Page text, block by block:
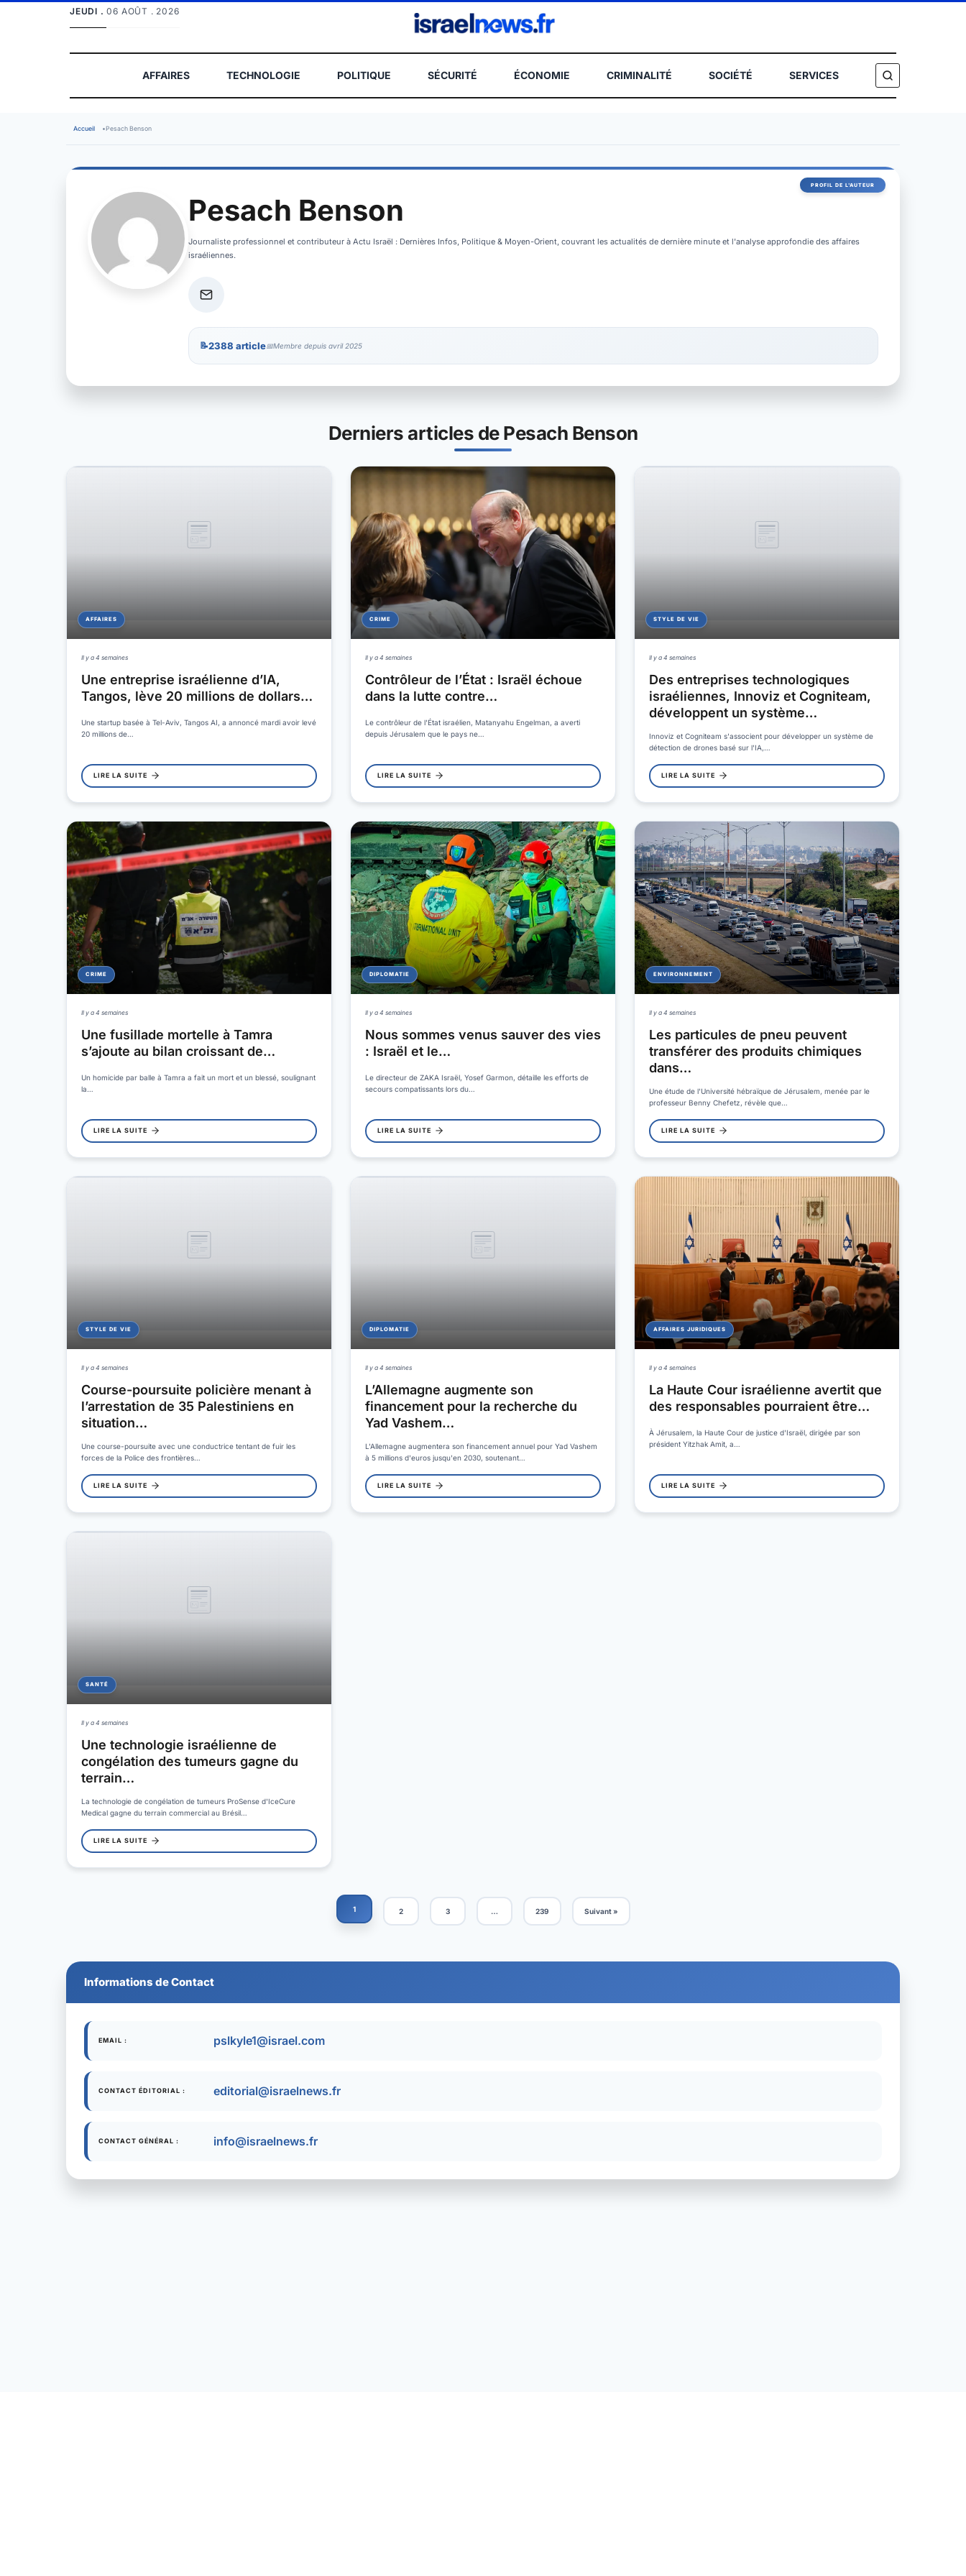
JEUDI .06 AOÛT . 2026
AFFAIRES TECHNOLOGIE POLITIQUE SÉCURITÉ ÉCONOMIE CRIMINALITÉ SOCIÉTÉ SERVICES
Accueil • Pesach Benson
Pesach Benson
Journaliste professionnel et contributeur à Actu Israël : Dernières Infos, Politique & Moyen-Orient, couvrant les actualités de dernière minute et l'analyse approfondie des affaires
israéliennes.
2388 article Membre depuis avril 2025
Derniers articles de Pesach Benson
AFFAIRES
Il y a 4 semaines
Une entreprise israélienne d’IA,
Tangos, lève 20 millions de dollars…
Une startup basée à Tel-Aviv, Tangos AI, a annoncé mardi avoir levé
20 millions de…
LIRE LA SUITE
CRIME
Il y a 4 semaines
Contrôleur de l’État : Israël échoue
dans la lutte contre…
Le contrôleur de l'État israélien, Matanyahu Engelman, a averti
depuis Jérusalem que le pays ne…
LIRE LA SUITE
STYLE DE VIE
Il y a 4 semaines
Des entreprises technologiques
israéliennes, Innoviz et Cogniteam,
développent un système…
Innoviz et Cogniteam s'associent pour développer un système de
détection de drones basé sur l'IA,…
LIRE LA SUITE
CRIME
Il y a 4 semaines
Une fusillade mortelle à Tamra
s’ajoute au bilan croissant de…
Un homicide par balle à Tamra a fait un mort et un blessé, soulignant
la…
LIRE LA SUITE
DIPLOMATIE
Il y a 4 semaines
Nous sommes venus sauver des vies
: Israël et le…
Le directeur de ZAKA Israël, Yosef Garmon, détaille les efforts de
secours compatissants lors du…
LIRE LA SUITE
ENVIRONNEMENT
Il y a 4 semaines
Les particules de pneu peuvent
transférer des produits chimiques
dans…
Une étude de l'Université hébraïque de Jérusalem, menée par le
professeur Benny Chefetz, révèle que…
LIRE LA SUITE
STYLE DE VIE
Il y a 4 semaines
Course-poursuite policière menant à
l’arrestation de 35 Palestiniens en
situation…
Une course-poursuite avec une conductrice tentant de fuir les
forces de la Police des frontières…
LIRE LA SUITE
DIPLOMATIE
Il y a 4 semaines
L’Allemagne augmente son
financement pour la recherche du
Yad Vashem…
L'Allemagne augmentera son financement annuel pour Yad Vashem
à 5 millions d'euros jusqu'en 2030, soutenant…
LIRE LA SUITE
AFFAIRES JURIDIQUES
Il y a 4 semaines
La Haute Cour israélienne avertit que
des responsables pourraient être…
À Jérusalem, la Haute Cour de justice d'Israël, dirigée par son
président Yitzhak Amit, a…
LIRE LA SUITE
SANTÉ
Il y a 4 semaines
Une technologie israélienne de
congélation des tumeurs gagne du
terrain…
La technologie de congélation de tumeurs ProSense d'IceCure
Medical gagne du terrain commercial au Brésil…
LIRE LA SUITE
1 2 3 … 239 Suivant »
Informations de Contact
EMAIL : pslkyle1@israel.com
CONTACT ÉDITORIAL : editorial@israelnews.fr
CONTACT GÉNÉRAL : info@israelnews.fr